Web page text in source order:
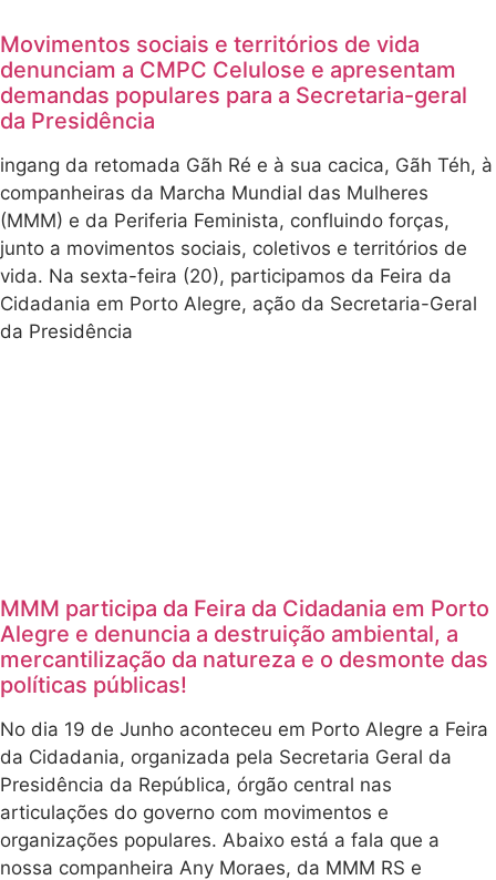
Movimentos sociais e territórios de vida
denunciam a CMPC Celulose e apresentam
demandas populares para a Secretaria-geral
da Presidência
ingang da retomada Gãh Ré e à sua cacica, Gãh Téh, à
companheiras da Marcha Mundial das Mulheres
(MMM) e da Periferia Feminista, confluindo forças,
junto a movimentos sociais, coletivos e territórios de
vida. Na sexta-feira (20), participamos da Feira da
Cidadania em Porto Alegre, ação da Secretaria-Geral
da Presidência
MMM participa da Feira da Cidadania em Porto
Alegre e denuncia a destruição ambiental, a
mercantilização da natureza e o desmonte das
políticas públicas!
No dia 19 de Junho aconteceu em Porto Alegre a Feira
da Cidadania, organizada pela Secretaria Geral da
Presidência da República, órgão central nas
articulações do governo com movimentos e
organizações populares. Abaixo está a fala que a
nossa companheira Any Moraes, da MMM RS e